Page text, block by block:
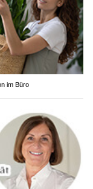
im Büro